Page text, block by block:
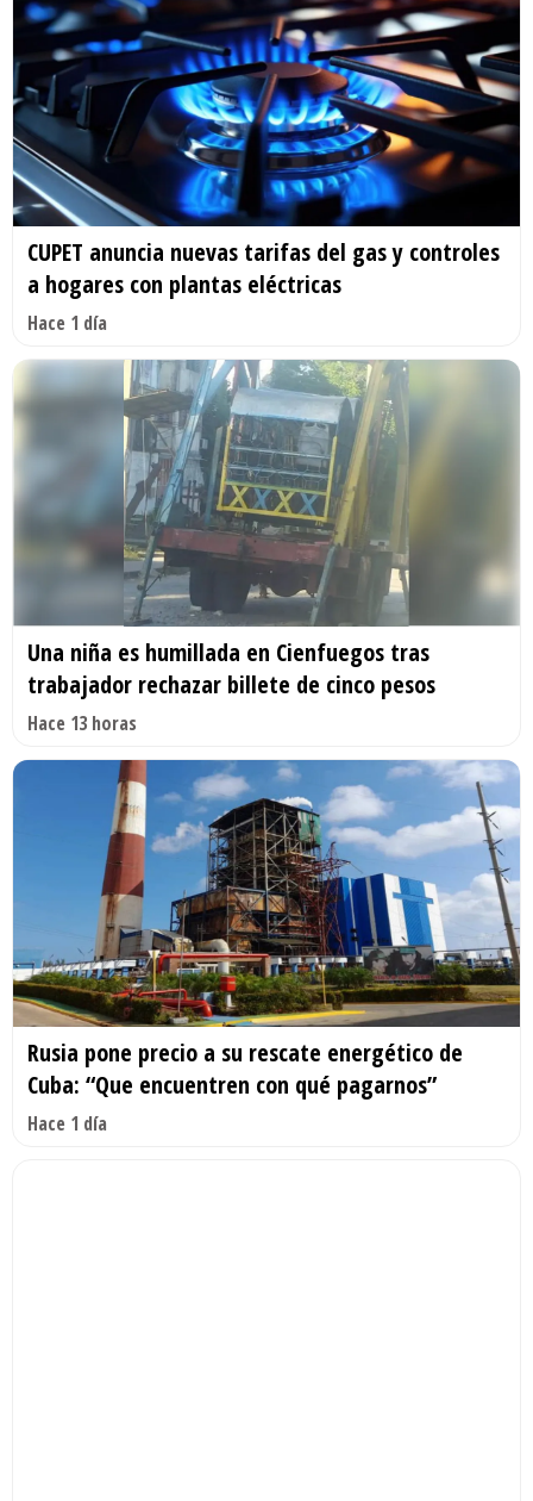
CUPET anuncia nuevas tarifas del gas y controles
a hogares con plantas eléctricas
Hace 1 día
Una niña es humillada en Cienfuegos tras
trabajador rechazar billete de cinco pesos
Hace 13 horas
Rusia pone precio a su rescate energético de
Cuba: “Que encuentren con qué pagarnos”
Hace 1 día